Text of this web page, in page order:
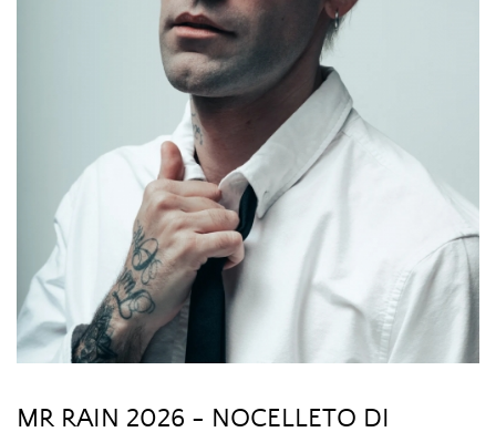
MR RAIN 2026 - NOCELLETO DI